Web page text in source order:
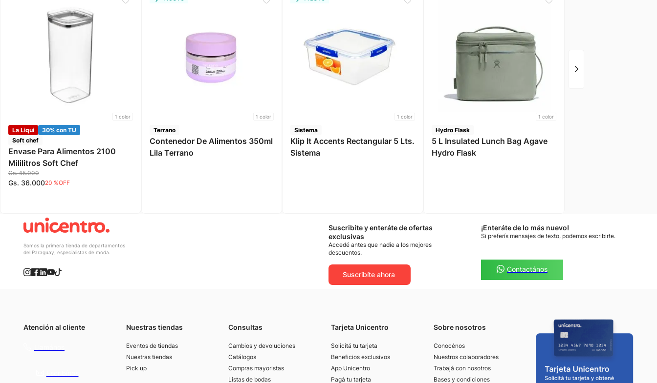
1 color
La Liqui
30% con TU
Soft chef
Envase Para Alimentos 2100
Mililitros Soft Chef
Gs. 45.000
Gs. 36.00020 %OFF
1 color
Terrano
Contenedor De Alimentos 350ml
Lila Terrano
1 color
Sistema
Klip It Accents Rectangular 5 Lts.
Sistema
1 color
Hydro Flask
5 L Insulated Lunch Bag Agave
Hydro Flask
Somos la primera tienda de departamentos
del Paraguay, especialistas de moda.
Suscribíte y enteráte de ofertas
exclusivas
Accedé antes que nadie a los mejores
descuentos.
Suscribíte ahora
¡Enteráte de lo más nuevo!
Si preferís mensajes de texto, podemos escribirte.
Contactános
Atención al cliente
Nuestras tiendas
Eventos de tiendas
Nuestras tiendas
Pick up
Consultas
Cambios y devoluciones
Catálogos
Compras mayoristas
Listas de bodas
Tarjeta Unicentro
Solicitá tu tarjeta
Beneficios exclusivos
App Unicentro
Pagá tu tarjeta
Sobre nosotros
Conocénos
Nuestros colaboradores
Trabajá con nosotros
Bases y condiciones